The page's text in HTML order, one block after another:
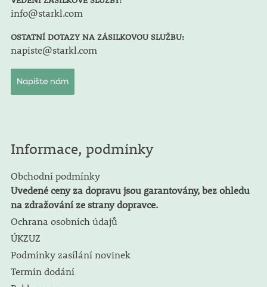
info@starkl.com
OSTATNÍ DOTAZY NA ZÁSILKOVOU SLUŽBU:
napiste@starkl.com
Napište nám
Informace, podmínky
Obchodní podmínky
Uvedené ceny za dopravu jsou garantovány, bez ohledu
na zdražování ze strany dopravce.
Ochrana osobních údajů
ÚKZUZ
Podmínky zasílání novinek
Termín dodání